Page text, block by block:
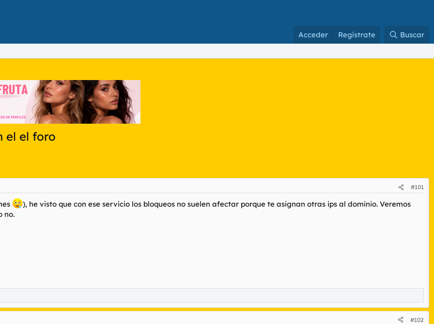
Acceder Regístrate Buscar
el el foro
#101
), he visto que con ese servicio los bloqueos no suelen afectar porque te asignan otras ips al dominio. Veremos
no.
#102